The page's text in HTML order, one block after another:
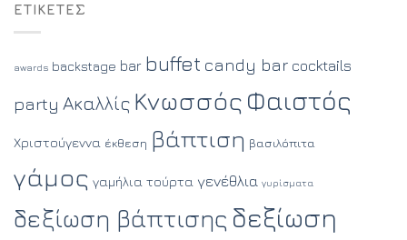
ΕΤΙΚΈΤΕΣ
awards backstage bar buffet candy bar cocktails
party Ακαλλίς Κνωσσός Φαιστός
Χριστούγεννα έκθεση βάπτιση βασιλόπιτα
γάμος γαμήλια τούρτα γενέθλια γυρίσματα
δεξίωση βάπτισης δεξίωση